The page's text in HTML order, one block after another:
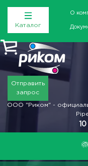
Каталог
О
Отправить
запрос
ООО "Риком" -